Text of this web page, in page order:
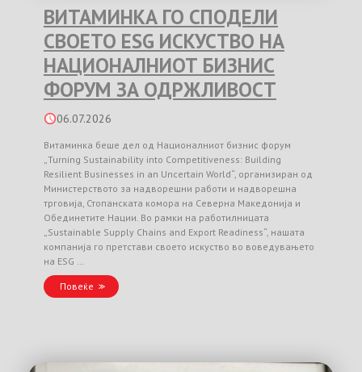
ВИТАМИНКА ГО СПОДЕЛИ
СВОЕТО ESG ИСКУСТВО НА
НАЦИОНАЛНИОТ БИЗНИС
ФОРУМ ЗА ОДРЖЛИВОСТ
06.07.2026
Витаминка беше дел од Националниот бизнис форум
„Turning Sustainability into Competitiveness: Building
Resilient Businesses in an Uncertain World“, организиран од
Министерството за надворешни работи и надворешна
трговија, Стопанската комора на Северна Македонија и
Обединетите Нации. Во рамки на работилницата
„Sustainable Supply Chains and Export Readiness“, нашата
компанија го претстави своето искуство во воведувањето
на ESG …
Повеќе